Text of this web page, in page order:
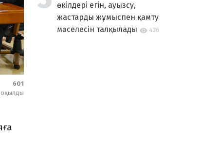
601
оқылды
өкілдері егін, ауызсу,
жастарды жұмыспен қамту
мәселесін талқылады
436